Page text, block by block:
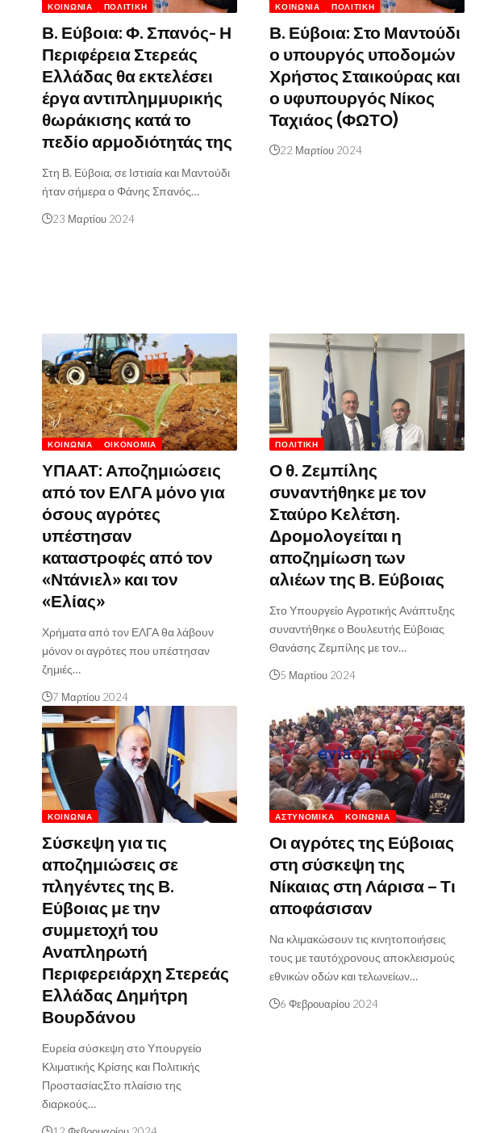
ΚΟΙΝΩΝΊΑ ΠΟΛΙΤΙΚΉ
Β. Εύβοια: Φ. Σπανός- Η
Περιφέρεια Στερεάς
Ελλάδας θα εκτελέσει
έργα αντιπλημμυρικής
θωράκισης κατά το
πεδίο αρμοδιότητάς της
Στη Β. Εύβοια, σε Ιστιαία και Μαντούδι
ήταν σήμερα ο Φάνης Σπανός…
23 Μαρτίου 2024
ΚΟΙΝΩΝΊΑ ΠΟΛΙΤΙΚΉ
Β. Εύβοια: Στο Μαντούδι
ο υπουργός υποδομών
Χρήστος Σταικούρας και
ο υφυπουργός Νίκος
Ταχιάος (ΦΩΤΟ)
22 Μαρτίου 2024
ΚΟΙΝΩΝΊΑ ΟΙΚΟΝΟΜΊΑ
ΥΠΑΑΤ: Αποζημιώσεις
από τον ΕΛΓΑ μόνο για
όσους αγρότες
υπέστησαν
καταστροφές από τον
«Ντάνιελ» και τον
«Ελίας»
Χρήματα από τον ΕΛΓΑ θα λάβουν
μόνον οι αγρότες που υπέστησαν
ζημιές…
7 Μαρτίου 2024
ΠΟΛΙΤΙΚΉ
Ο θ. Ζεμπίλης
συναντήθηκε με τον
Σταύρο Κελέτση.
Δρομολογείται η
αποζημίωση των
αλιέων της Β. Εύβοιας
Στο Υπουργείο Αγροτικής Ανάπτυξης
συναντήθηκε ο Βουλευτής Εύβοιας
Θανάσης Ζεμπίλης με τον…
5 Μαρτίου 2024
ΚΟΙΝΩΝΊΑ
Σύσκεψη για τις
αποζημιώσεις σε
πληγέντες της Β.
Εύβοιας με την
συμμετοχή του
Αναπληρωτή
Περιφερειάρχη Στερεάς
Ελλάδας Δημήτρη
Βουρδάνου
Ευρεία σύσκεψη στο Υπουργείο
Κλιματικής Κρίσης και Πολιτικής
ΠροστασίαςΣτο πλαίσιο της
διαρκούς…
ΑΣΤΥΝΟΜΙΚΆ ΚΟΙΝΩΝΊΑ
Οι αγρότες της Εύβοιας
στη σύσκεψη της
Νίκαιας στη Λάρισα – Τι
αποφάσισαν
Να κλιμακώσουν τις κινητοποιήσεις
τους με ταυτόχρονους αποκλεισμούς
εθνικών οδών και τελωνείων…
6 Φεβρουαρίου 2024